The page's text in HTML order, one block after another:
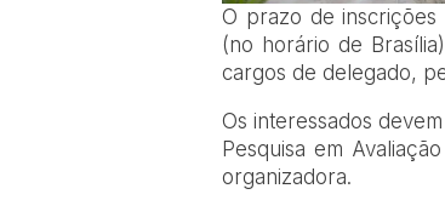
O prazo de inscrições
(no horário de
cargos de delegado,
Os interessados
Pesquisa em
organizadora.